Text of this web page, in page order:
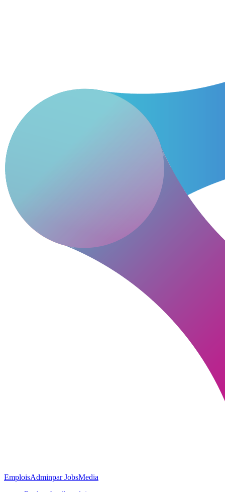
EmploisAdminpar JobsMedia